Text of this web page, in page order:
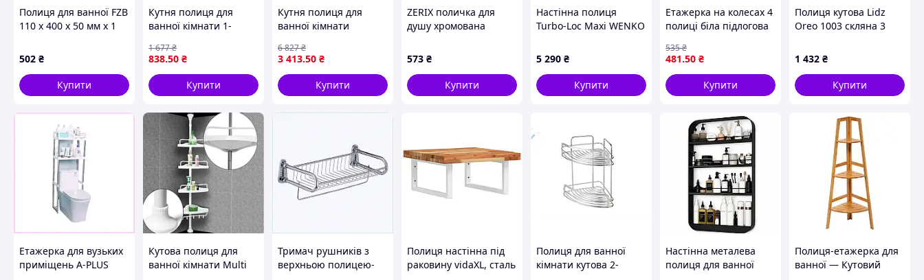
Полиця для ванної FZB
110 x 400 x 50 мм x 1
(9A163)
502 ₴
Купити
Кутня полиця для
ванної кімнати 1-
сталі для зберігання
аксесуарів і косметики
838.50 ₴
1 677₴
Купити
Кутня полиця для
ванної кімнати
для зберігання
аксесуарів і зручності
використання
3 413.50 ₴
6 827₴
Купити
ZERIX поличка для
душу хромована
573 ₴
Купити
Настінна полиця
Turbo-Loc Maxi WENKO
5×11 см, сріблястий
5 290 ₴
Купити
Етажерка на колесах 4
полиці біла підлогова
481.50 ₴
535₴
Купити
Полиця кутова Lidz
Oreo 1003 скляна 3
LDORE1003CRM22182
Chrome
1 432 ₴
Купити
Етажерка для вузьких
приміщень A-PLUS
Кутова полиця для
ванної кімнати Multi
Тримач рушників з
верхньою полицею-
Полиця настінна під
раковину vidaXL, сталь
Полиця для ванної
кімнати кутова 2-
Настінна металева
полиця для ванної
Полиця-етажерка для
ванної — Кутовий